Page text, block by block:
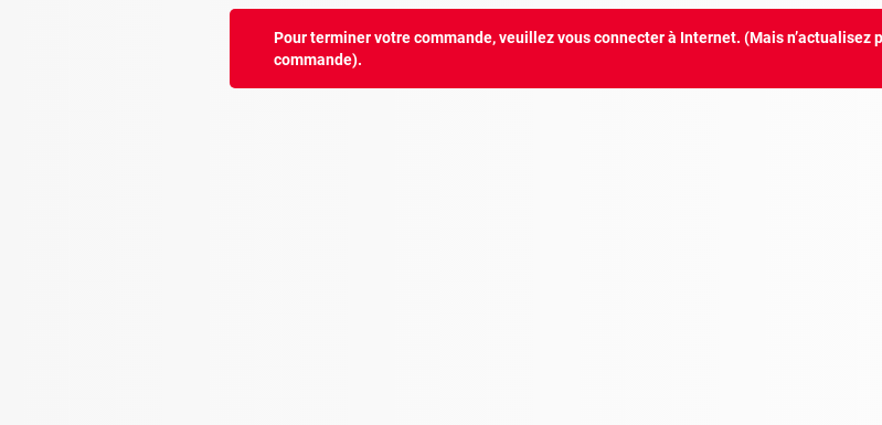
Pour terminer votre commande, veuillez vous connecter à Internet. (Mais n’actualisez
commande).